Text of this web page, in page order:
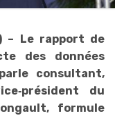
– Le rapport de
des données
consultant,
du
formule